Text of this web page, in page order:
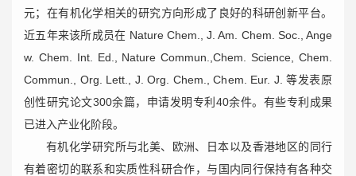
元；在有机化学相关的研究方向形成了良好的科研创新平台。
近五年来该所成员在 Nature Chem., J. Am. Chem. Soc., Ange
w. Chem. Int. Ed., Nature Commun.,Chem. Science, Chem.
Commun., Org. Lett., J. Org. Chem., Chem. Eur. J. 等发表原
创性研究论文300余篇，申请发明专利40余件。有些专利成果
已进入产业化阶段。
有机化学研究所与北美、欧洲、日本以及香港地区的同行
有着密切的联系和实质性科研合作，与国内同行保持有各种交